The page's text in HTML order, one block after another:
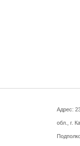
Адрес:
обл., г.